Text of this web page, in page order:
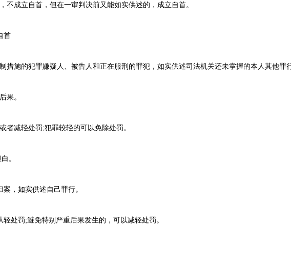
立自首，但在一审判决前又能如实供述的，成立自首。
首
施的犯罪嫌疑人、被告人和正在服刑的罪犯，如实供述司法机关还未掌握的本人其他罪
。
减轻处罚;犯罪较轻的可以免除处罚。
。
，如实供述自己罪行。
罚;避免特别严重后果发生的，可以减轻处罚。